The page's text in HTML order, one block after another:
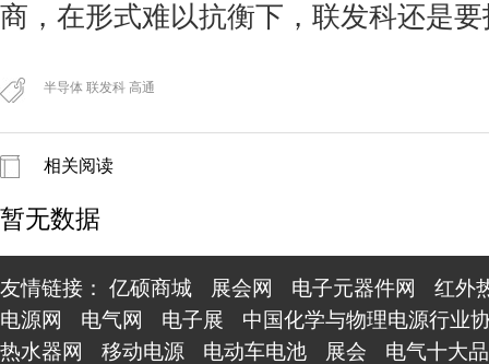
商，在形式难以抗衡下，联发科还是
半导体 联发科 高通
相关阅读
暂无数据
友情链接： 亿硕商城 展会网 电子元器件网
红外
电源网
电气网 电子展
中国化学与物理电源行业
热水器网
移动电源 电动车电池 展会
电气十大